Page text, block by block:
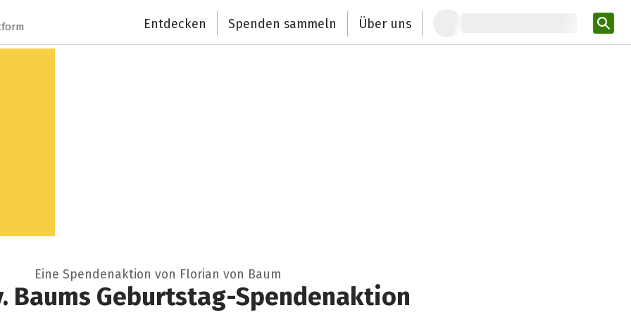
Entdecken Spenden sammeln Über uns
Eine Spendenaktion von Florian von Baum
Baums Geburtstag-Spendenaktion